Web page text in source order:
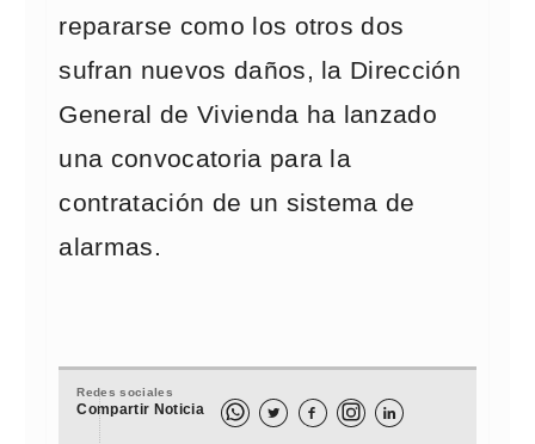
repararse como los otros dos
sufran nuevos daños, la Dirección
General de Vivienda ha lanzado
una convocatoria para la
contratación de un sistema de
alarmas.
Redes sociales
Compartir Noticia   